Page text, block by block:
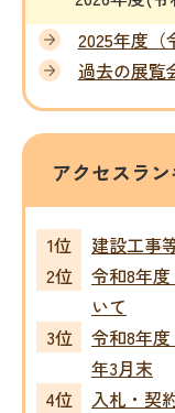
2025年度（
過去の展覧
アクセスラ
建設工事
令和8年
いて
令和8年
年3月末
入札・契